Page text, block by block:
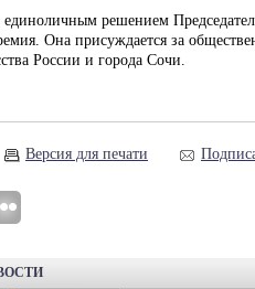
решением
Она присуждается за
России и города Сочи.
Версия для печати